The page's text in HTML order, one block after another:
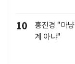
10
홍진경 "마
계 아냐"